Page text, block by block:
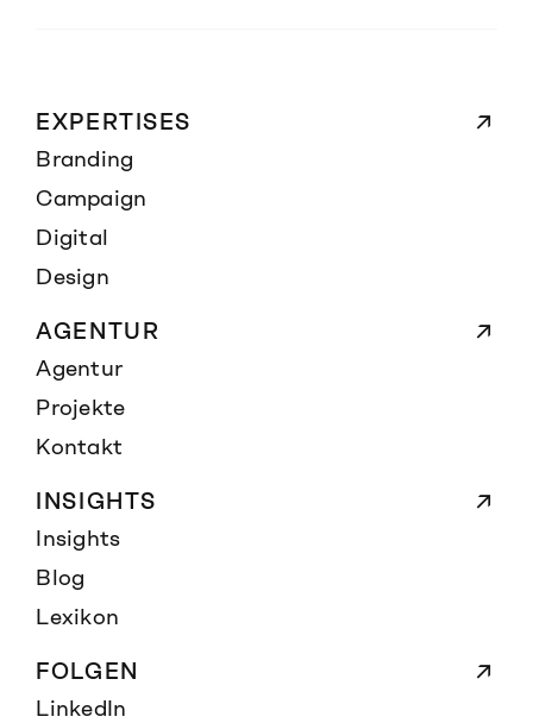
EXPERTISES
Branding
Campaign
Digital
Design
AGENTUR
Agentur
Projekte
Kontakt
INSIGHTS
Insights
Blog
Lexikon
FOLGEN
LinkedIn